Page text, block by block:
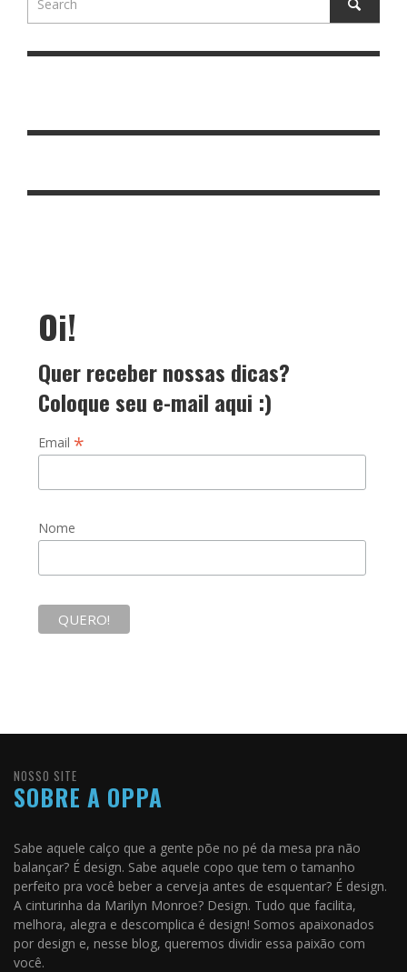
Oi!
Quer receber nossas dicas?
Coloque seu e-mail aqui :)
Email *
Nome
NOSSO SITE
SOBRE A OPPA
Sabe aquele calço que a gente põe no pé da mesa pra não
balançar? É design. Sabe aquele copo que tem o tamanho
perfeito pra você beber a cerveja antes de esquentar? É design.
A cinturinha da Marilyn Monroe? Design. Tudo que facilita,
melhora, alegra e descomplica é design! Somos apaixonados
por design e, nesse blog, queremos dividir essa paixão com
você.